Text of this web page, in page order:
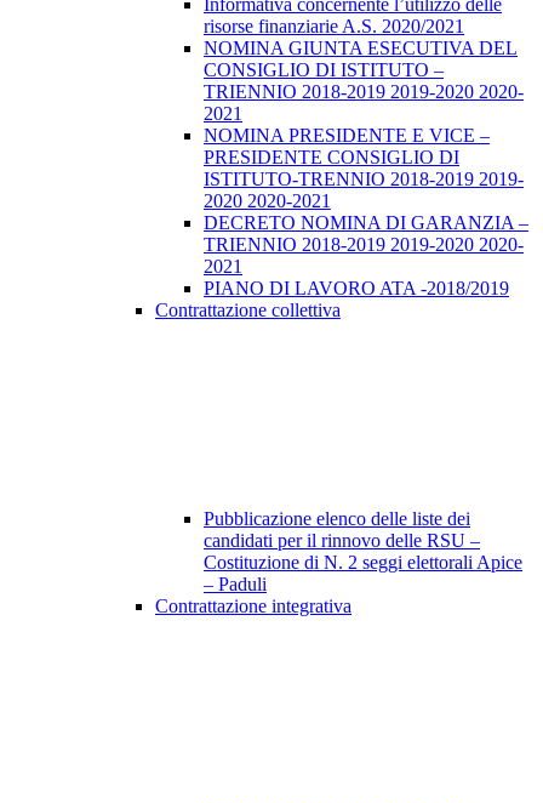
Informativa concernente l’utilizzo delle
risorse finanziarie A.S. 2020/2021
NOMINA GIUNTA ESECUTIVA DEL
CONSIGLIO DI ISTITUTO –
TRIENNIO 2018-2019 2019-2020 2020-
2021
NOMINA PRESIDENTE E VICE –
PRESIDENTE CONSIGLIO DI
ISTITUTO-TRENNIO 2018-2019 2019-
2020 2020-2021
DECRETO NOMINA DI GARANZIA –
TRIENNIO 2018-2019 2019-2020 2020-
2021
PIANO DI LAVORO ATA -2018/2019
Contrattazione collettiva
Pubblicazione elenco delle liste dei
candidati per il rinnovo delle RSU –
Costituzione di N. 2 seggi elettorali Apice
– Paduli
Contrattazione integrativa